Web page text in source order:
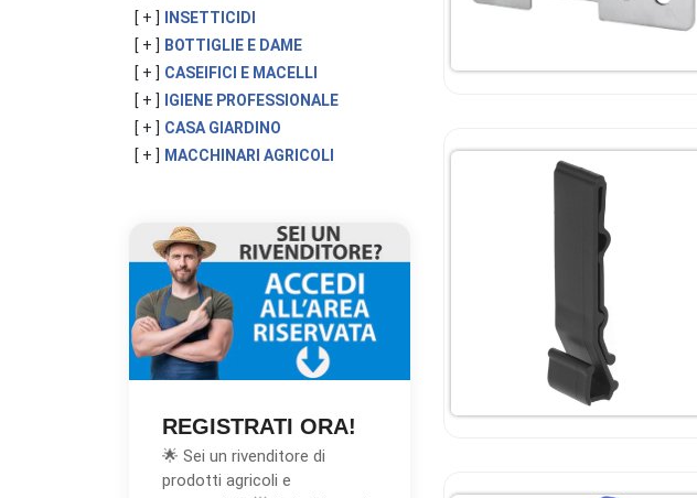
[ + ]
INSETTICIDI
[ + ] BOTTIGLIE E DAME
[ + ] CASEIFICI E MACELLI
[ + ]
IGIENE PROFESSIONALE
[ + ] CASA GIARDINO
[ + ] MACCHINARI AGRICOLI
REGISTRATI ORA!
🌟 Sei un rivenditore di
prodotti agricoli e